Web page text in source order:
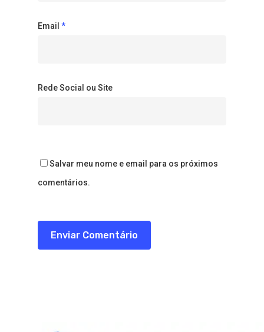
Email *
Rede Social ou Site
Salvar meu nome e email para os próximos
comentários.